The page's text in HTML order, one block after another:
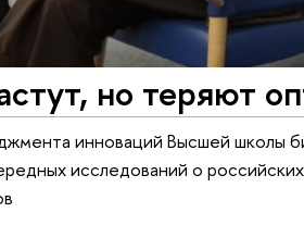
но теряют
инноваций Высшей школы
исследований о